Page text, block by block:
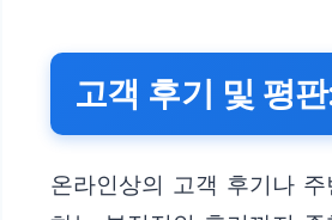
고객 후기 및 평
온라인상의 고객 후기나